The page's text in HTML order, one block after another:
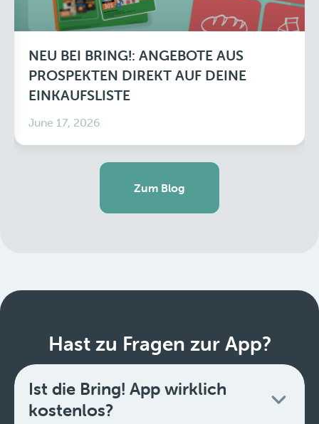
NEU BEI BRING!: ANGEBOTE AUS
PROSPEKTEN DIREKT AUF DEINE
EINKAUFSLISTE
June 17, 2026
Zum Blog
Hast zu Fragen zur App?
Ist die Bring! App wirklich
kostenlos?